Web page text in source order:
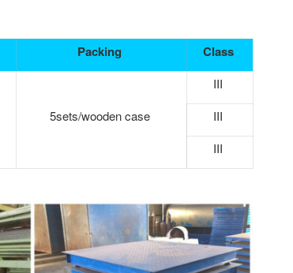
Packing Class
5sets/wooden case
III
III
III